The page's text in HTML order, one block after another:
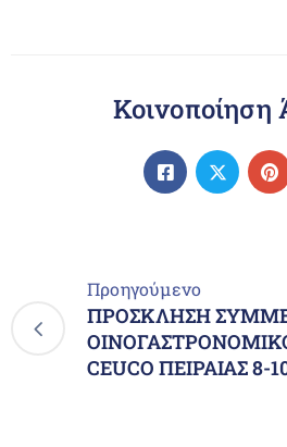
Κοινοποίηση
Προηγούμενο
ΠΡΟΣΚΛΗΣΗ
CEUCO ΠΕΙΡΑΙΑΣ 8-